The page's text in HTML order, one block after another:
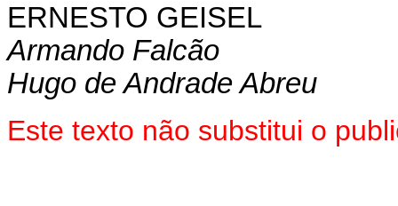
ERNESTO GEISEL
Armando Falcão
Hugo de Andrade Abreu
Este texto não substitui o